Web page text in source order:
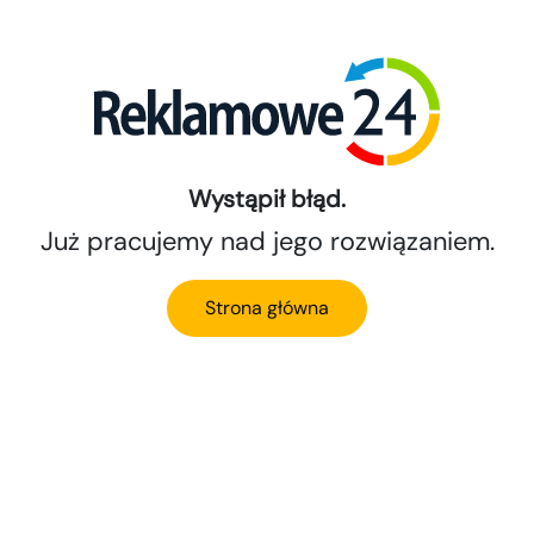
Wystąpił błąd.
Już pracujemy nad jego rozwiązaniem.
Strona główna